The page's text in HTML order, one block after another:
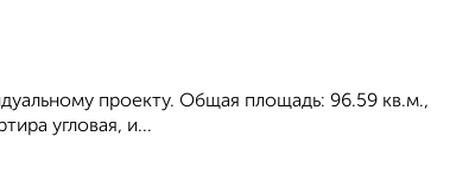
проекту. Общая площадь: 96.59 кв.м.,
угловая, и...